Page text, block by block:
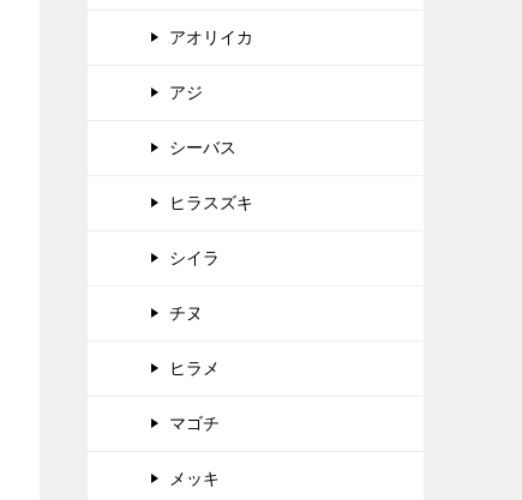
アオリイカ
アジ
シーバス
ヒラスズキ
シイラ
チヌ
ヒラメ
マゴチ
メッキ